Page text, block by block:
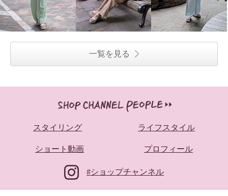
一覧を見る
スタイリング ライフスタイル
ショート動画 プロフィール
#ショップチャンネル